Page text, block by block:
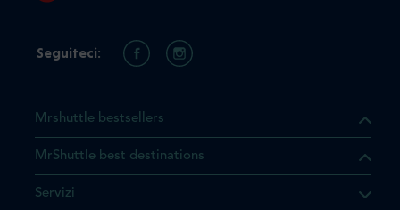
il prodotto che state
Mrshuttle bestsellers
MrShuttle best destinations
Servizi
Seguiteci: